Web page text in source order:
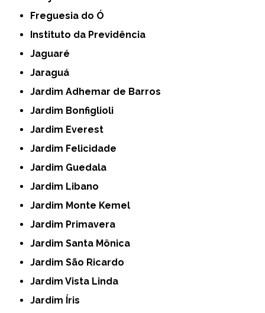
Freguesia do Ó
Instituto da Previdência
Jaguaré
Jaraguá
Jardim Adhemar de Barros
Jardim Bonfiglioli
Jardim Everest
Jardim Felicidade
Jardim Guedala
Jardim Libano
Jardim Monte Kemel
Jardim Primavera
Jardim Santa Mônica
Jardim São Ricardo
Jardim Vista Linda
Jardim Íris